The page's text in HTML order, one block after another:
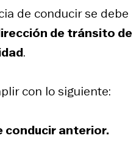
de conducir se debe
de tránsito de
.
con lo siguiente:
conducir anterior.